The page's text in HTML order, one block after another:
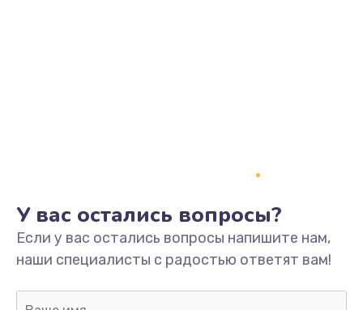
Замена разъема
680 руб.
У вас остались вопросы?
Если у вас остались вопросы напишите нам,
наши специалисты с радостью ответят вам!